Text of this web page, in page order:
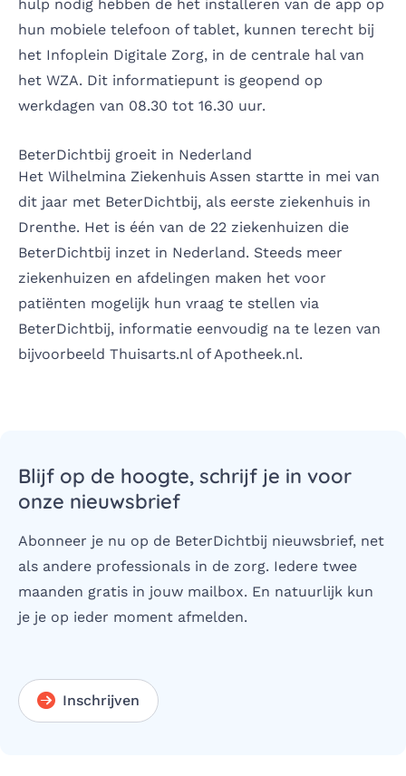
hulp nodig hebben de het installeren van de app op
hun mobiele telefoon of tablet, kunnen terecht bij
het Infoplein Digitale Zorg, in de centrale hal van
het WZA. Dit informatiepunt is geopend op
werkdagen van 08.30 tot 16.30 uur.
BeterDichtbij groeit in Nederland
Het Wilhelmina Ziekenhuis Assen startte in mei van
dit jaar met BeterDichtbij, als eerste ziekenhuis in
Drenthe. Het is één van de 22 ziekenhuizen die
BeterDichtbij inzet in Nederland. Steeds meer
ziekenhuizen en afdelingen maken het voor
patiënten mogelijk hun vraag te stellen via
BeterDichtbij, informatie eenvoudig na te lezen van
bijvoorbeeld Thuisarts.nlofApotheek.nl.
Blijf op de hoogte, schrijf je in voor
onze nieuwsbrief
Abonneer je nu op de BeterDichtbij nieuwsbrief, net
als andere professionals in de zorg. Iedere twee
maanden gratis in jouw mailbox. En natuurlijk kun
je je op ieder moment afmelden.
Inschrijven